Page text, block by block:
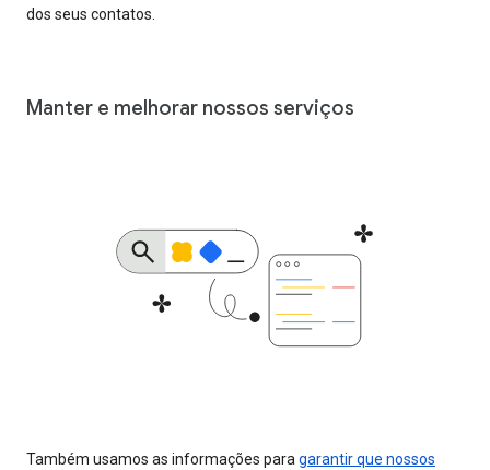
dos seus contatos.
Manter e melhorar nossos serviços
Também usamos as informações paragarantir que nossos